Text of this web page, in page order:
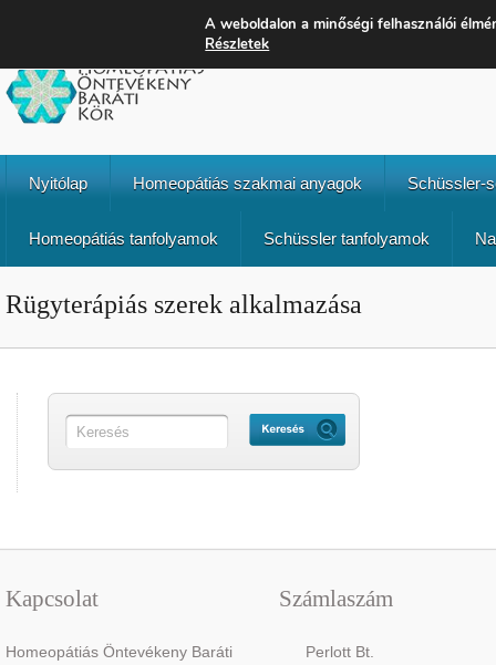
Nyitólap Homeopátiás szakmai anyagok Schüssler-
Homeopátiás tanfolyamok Schüssler tanfolyamok
Rügyterápiás szerek alkalmazása
Kapcsolat
Homeopátiás Öntevékeny Baráti
Számlaszám
Perlott Bt.
A weboldalon a minőségi felhasználói
Részletek